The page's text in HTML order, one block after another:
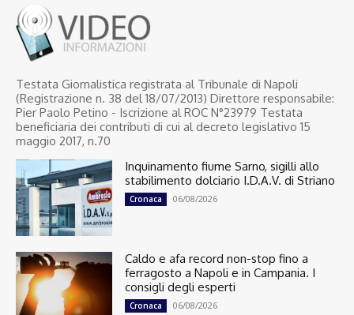
Testata Giornalistica registrata al Tribunale di Napoli
(Registrazione n. 38 del 18/07/2013) Direttore responsabile:
Pier Paolo Petino - Iscrizione al ROC N°23979 Testata
beneficiaria dei contributi di cui al decreto legislativo 15
maggio 2017, n.70
Inquinamento fiume Sarno, sigilli allo
stabilimento dolciario I.D.A.V. di Striano
Cronaca 06/08/2026
Caldo e afa record non-stop fino a
ferragosto a Napoli e in Campania. I
consigli degli esperti
Cronaca 06/08/2026